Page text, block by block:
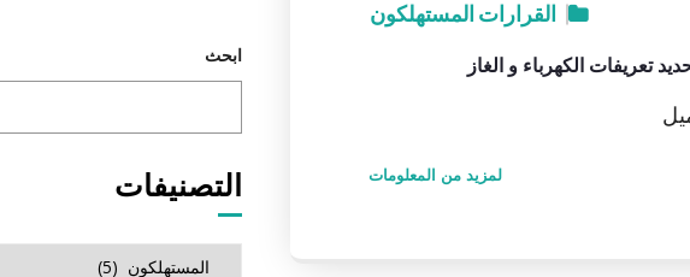
القرارات المستهلكون
لمزيد من المعلومات
ابحث
التصنيفات
التصنيفات